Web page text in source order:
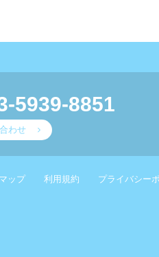
5939-8851
わせ
ップ 利用規約 プライバシー